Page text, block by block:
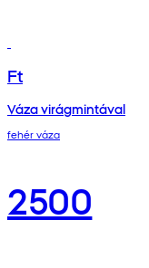
Ft
Váza virágmintával
fehér váza
2500